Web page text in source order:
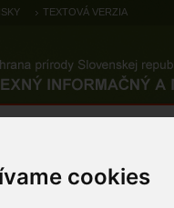
cookies
TEXTOVÁ VERZIA
Európska sieť